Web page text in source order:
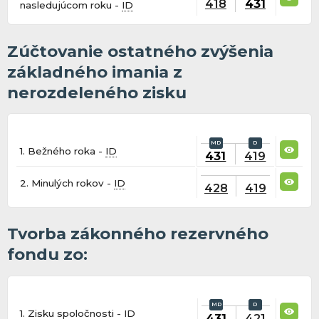
nasledujúcom roku - ID 418 431
Zúčtovanie ostatného zvýšenia
základného imania z
nerozdeleného zisku
1. Bežného roka - ID 431 419
2. Minulých rokov - ID 428 419
Tvorba zákonného rezervného
fondu zo:
1. Zisku spoločnosti - ID